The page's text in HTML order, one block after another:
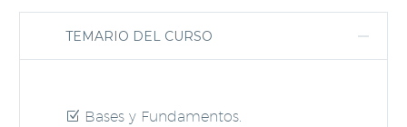
TEMARIO DEL CURSO
Bases y Fundamentos.